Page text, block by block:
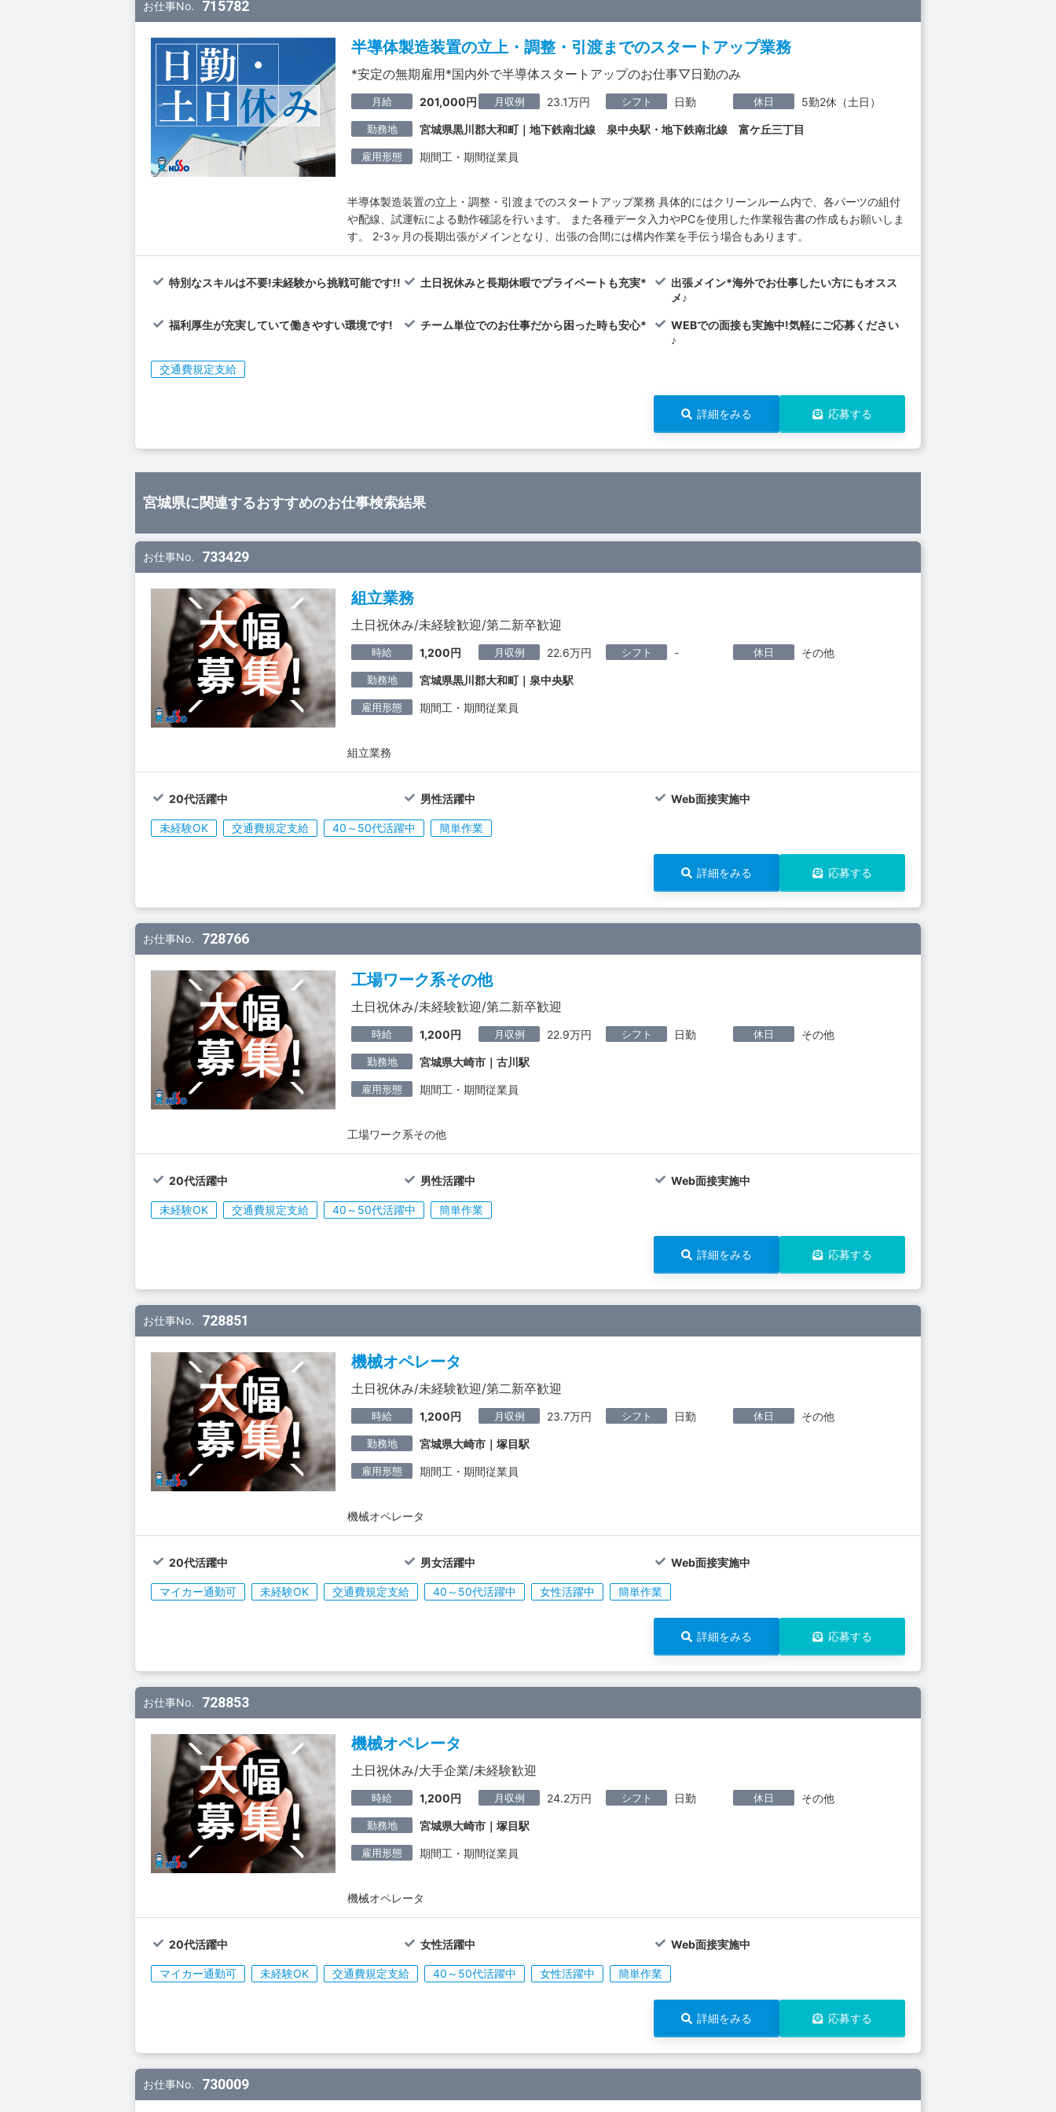
お仕事No. 715782
半導体製造装置の立上・調整・引渡までのスタートアップ業務
*安定の無期雇用*国内外で半導体スタートアップのお仕事▽日勤のみ
月給 201,000円 月収例 23.1万円 シフト 日勤 休日 5勤2休（土日）
勤務地 宮城県黒川郡大和町｜地下鉄南北線 泉中央駅・地下鉄南北線 富ケ丘三丁目
雇用形態 期間工・期間従業員
半導体製造装置の立上・調整・引渡までのスタートアップ業務 具体的にはクリーンルーム内で、各パーツの組付
や配線、試運転による動作確認を行います。 また各種データ入力やPCを使用した作業報告書の作成もお願いしま
す。 2-3ヶ月の長期出張がメインとなり、出張の合間には構内作業を手伝う場合もあります。
特別なスキルは不要!未経験から挑戦可能です!! 土日祝休みと長期休暇でプライベートも充実*
出張メイン*海外でお仕事したい方にもオスス
メ♪
福利厚生が充実していて働きやすい環境です! チーム単位でのお仕事だから困った時も安心*
WEBでの面接も実施中!気軽にご応募ください
♪
交通費規定支給
詳細をみる 応募する
宮城県に関連するおすすめのお仕事検索結果
お仕事No. 733429
組立業務
土日祝休み/未経験歓迎/第二新卒歓迎
時給 1,200円 月収例 22.6万円 シフト - 休日 その他
勤務地 宮城県黒川郡大和町｜泉中央駅
雇用形態 期間工・期間従業員
組立業務
20代活躍中 男性活躍中 Web面接実施中
未経験OK 交通費規定支給 40～50代活躍中 簡単作業
詳細をみる 応募する
お仕事No. 728766
工場ワーク系その他
土日祝休み/未経験歓迎/第二新卒歓迎
時給 1,200円 月収例 22.9万円 シフト 日勤 休日 その他
勤務地 宮城県大崎市｜古川駅
雇用形態 期間工・期間従業員
工場ワーク系その他
20代活躍中 男性活躍中 Web面接実施中
未経験OK 交通費規定支給 40～50代活躍中 簡単作業
詳細をみる 応募する
お仕事No. 728851
機械オペレータ
土日祝休み/未経験歓迎/第二新卒歓迎
時給 1,200円 月収例 23.7万円 シフト 日勤 休日 その他
勤務地 宮城県大崎市｜塚目駅
雇用形態 期間工・期間従業員
機械オペレータ
20代活躍中 男女活躍中 Web面接実施中
マイカー通勤可 未経験OK 交通費規定支給 40～50代活躍中 女性活躍中 簡単作業
詳細をみる 応募する
お仕事No. 728853
機械オペレータ
土日祝休み/大手企業/未経験歓迎
時給 1,200円 月収例 24.2万円 シフト 日勤 休日 その他
勤務地 宮城県大崎市｜塚目駅
雇用形態 期間工・期間従業員
機械オペレータ
20代活躍中 女性活躍中 Web面接実施中
マイカー通勤可 未経験OK 交通費規定支給 40～50代活躍中 女性活躍中 簡単作業
詳細をみる 応募する
お仕事No. 730009